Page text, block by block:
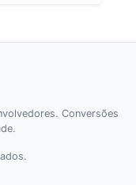
Conversões